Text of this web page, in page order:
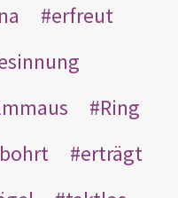
erfreut
Ring
erträgt